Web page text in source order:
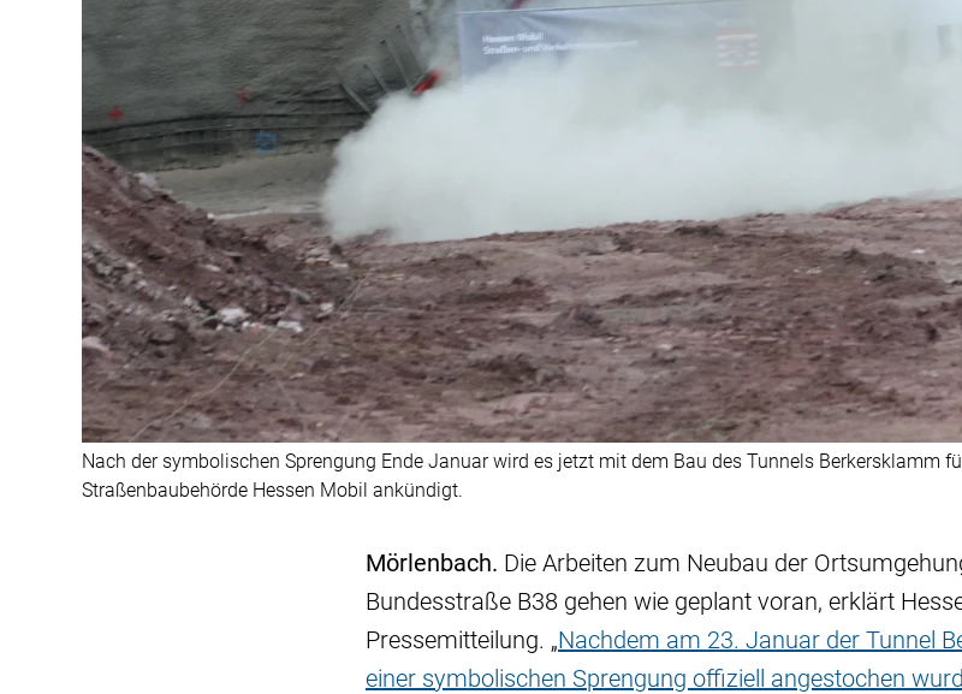
Nach der symbolischen Sprengung Ende Januar wird es jetzt mit dem Bau des Tunnels Berkersklamm
Straßenbaubehörde Hessen Mobil ankündigt.
Mörlenbach. Die Arbeiten zum Neubau der
Bundesstraße B38 gehen wie geplant voran, erklärt
Pressemitteilung. „Nachdem am 23. Januar der Tunnel
einer symbolischen Sprengung offiziell angestochen